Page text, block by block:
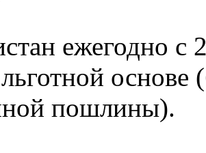
ежегодно с
основе
пошлины).